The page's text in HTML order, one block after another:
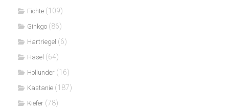
Fichte (109)
Ginkgo (86)
Hartriegel (6)
Hasel (64)
Hollunder (16)
Kastanie (187)
Kiefer (78)